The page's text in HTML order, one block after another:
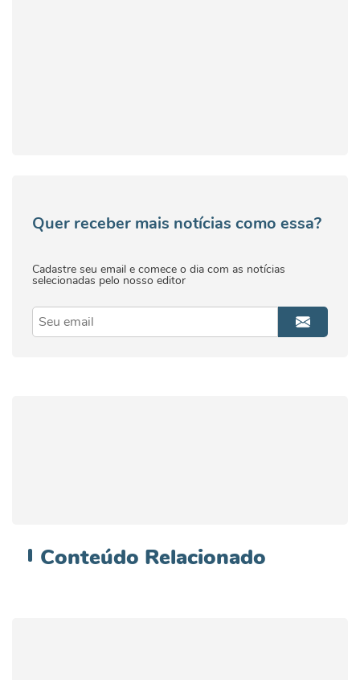
Quer receber mais notícias como essa?
Cadastre seu email e comece o dia com as notícias
selecionadas pelo nosso editor
Conteúdo Relacionado